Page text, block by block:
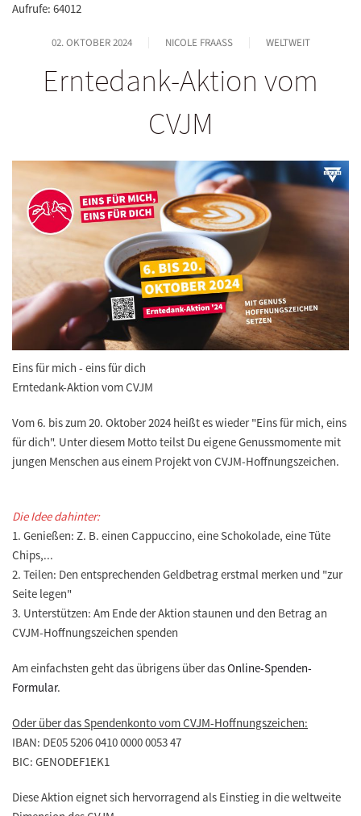
Aufrufe: 64012
02. OKTOBER 2024 NICOLE FRAASS WELTWEIT
Erntedank-Aktion vom
CVJM
Eins für mich - eins für dich
Erntedank-Aktion vom CVJM
Vom 6. bis zum 20. Oktober 2024 heißt es wieder "Eins für mich, eins
für dich". Unter diesem Motto teilst Du eigene Genussmomente mit
jungen Menschen aus einem Projekt von CVJM-Hoffnungszeichen.
Die Idee dahinter:
1. Genießen: Z. B. einen Cappuccino, eine Schokolade, eine Tüte
Chips,...
2. Teilen: Den entsprechenden Geldbetrag erstmal merken und "zur
Seite legen"
3. Unterstützen: Am Ende der Aktion staunen und den Betrag an
CVJM-Hoffnungszeichen spenden
Am einfachsten geht das übrigens über dasOnline-Spenden-
Formular.
Oder über das Spendenkonto vom CVJM-Hoffnungszeichen:
IBAN: DE05 5206 0410 0000 0053 47
BIC: GENODEF1EK1
Diese Aktion eignet sich hervorragend als Einstieg in die weltweite